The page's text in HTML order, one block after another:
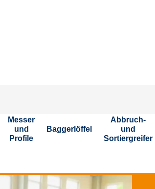
Messer
und
Profile
Baggerlöffel
Abbruch-
und
Sortiergreifer